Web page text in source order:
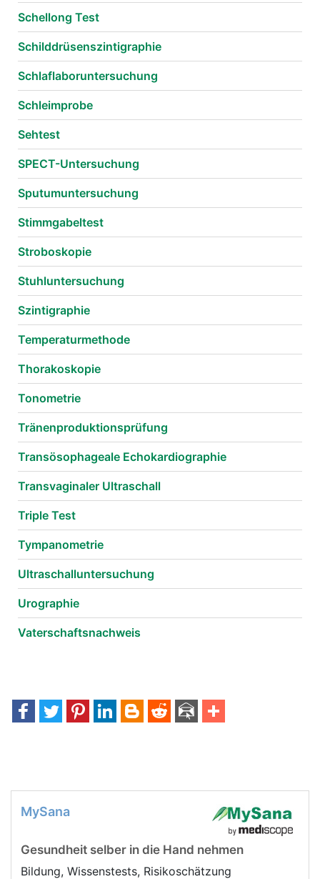
Schellong Test
Schilddrüsenszintigraphie
Schlaflaboruntersuchung
Schleimprobe
Sehtest
SPECT-Untersuchung
Sputumuntersuchung
Stimmgabeltest
Stroboskopie
Stuhluntersuchung
Szintigraphie
Temperaturmethode
Thorakoskopie
Tonometrie
Tränenproduktionsprüfung
Transösophageale Echokardiographie
Transvaginaler Ultraschall
Triple Test
Tympanometrie
Ultraschalluntersuchung
Urographie
Vaterschaftsnachweis
MySana
Gesundheit selber in die Hand nehmen
Bildung, Wissenstests, Risikoschätzung